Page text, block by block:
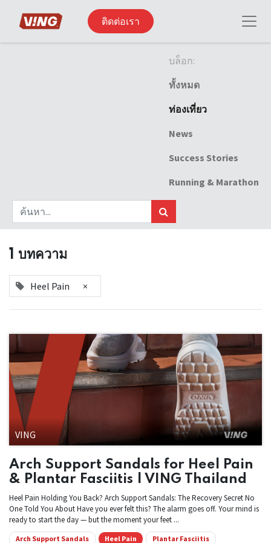
ติดต่อเรา
บล็อก:
ทั้งหมด
ท่องเที่ยว
News
Success Stories
Running & Marathon
1 บทความ
Heel Pain ×
VING
Arch Support Sandals for Heel Pain
& Plantar Fasciitis | VING Thailand
Heel Pain Holding You Back? Arch Support Sandals: The Recovery Secret No
One Told You About Have you ever felt this? The alarm goes off. Your mind is
ready to start the day — but the moment your feet ...
Arch Support Sandals Heel Pain Plantar Fasciitis